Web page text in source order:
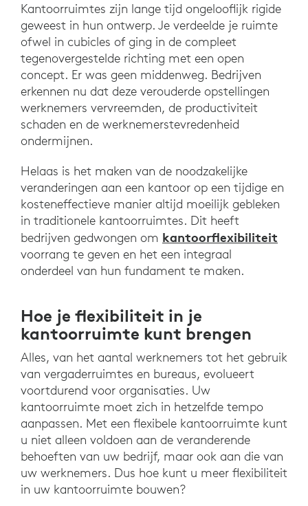
Kantoorruimtes zijn lange tijd ongelooflijk rigide
geweest in hun ontwerp. Je verdeelde je ruimte
ofwel in cubicles of ging in de compleet
tegenovergestelde richting met een open
concept. Er was geen middenweg. Bedrijven
erkennen nu dat deze verouderde opstellingen
werknemers vervreemden, de productiviteit
schaden en de werknemerstevredenheid
ondermijnen.
Helaas is het maken van de noodzakelijke
veranderingen aan een kantoor op een tijdige en
kosteneffectieve manier altijd moeilijk gebleken
in traditionele kantoorruimtes. Dit heeft
bedrijven gedwongen om kantoorflexibiliteit
voorrang te geven en het een integraal
onderdeel van hun fundament te maken.
Hoe je flexibiliteit in je
kantoorruimte kunt brengen
Alles, van het aantal werknemers tot het gebruik
van vergaderruimtes en bureaus, evolueert
voortdurend voor organisaties. Uw
kantoorruimte moet zich in hetzelfde tempo
aanpassen. Met een flexibele kantoorruimte kunt
u niet alleen voldoen aan de veranderende
behoeften van uw bedrijf, maar ook aan die van
uw werknemers. Dus hoe kunt u meer flexibiliteit
in uw kantoorruimte bouwen?